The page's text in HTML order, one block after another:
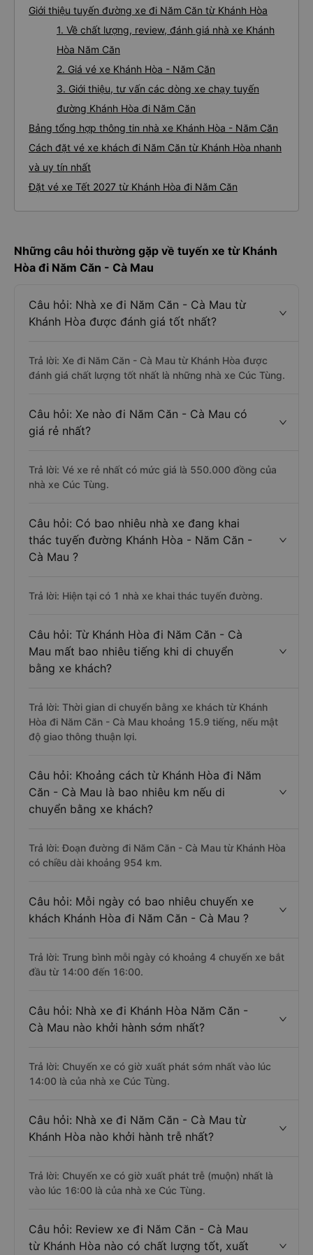
Giới thiệu tuyến đường xe đi Năm Căn từ Khánh Hòa
1. Về chất lượng, review, đánh giá nhà xe Khánh
Hòa Năm Căn
2. Giá vé xe Khánh Hòa - Năm Căn
3. Giới thiệu, tư vấn các dòng xe chạy tuyến
đường Khánh Hòa đi Năm Căn
Bảng tổng hợp thông tin nhà xe Khánh Hòa - Năm Căn
Cách đặt vé xe khách đi Năm Căn từ Khánh Hòa nhanh
và uy tín nhất
Đặt vé xe Tết 2027 từ Khánh Hòa đi Năm Căn
Những câu hỏi thường gặp về tuyến xe từ Khánh
Hòa đi Năm Căn - Cà Mau
Câu hỏi: Nhà xe đi Năm Căn - Cà Mau từ
Khánh Hòa được đánh giá tốt nhất?
Trả lời: Xe đi Năm Căn - Cà Mau từ Khánh Hòa được
đánh giá chất lượng tốt nhất là những nhà xe Cúc Tùng.
Câu hỏi: Xe nào đi Năm Căn - Cà Mau có
giá rẻ nhất?
Trả lời: Vé xe rẻ nhất có mức giá là 550.000 đồng của
nhà xe Cúc Tùng.
Câu hỏi: Có bao nhiêu nhà xe đang khai
thác tuyến đường Khánh Hòa - Năm Căn -
Cà Mau ?
Trả lời: Hiện tại có 1 nhà xe khai thác tuyến đường.
Câu hỏi: Từ Khánh Hòa đi Năm Căn - Cà
Mau mất bao nhiêu tiếng khi di chuyển
bằng xe khách?
Trả lời: Thời gian di chuyển bằng xe khách từ Khánh
Hòa đi Năm Căn - Cà Mau khoảng 15.9 tiếng, nếu mật
độ giao thông thuận lợi.
Câu hỏi: Khoảng cách từ Khánh Hòa đi Năm
Căn - Cà Mau là bao nhiêu km nếu di
chuyển bằng xe khách?
Trả lời: Đoạn đường đi Năm Căn - Cà Mau từ Khánh Hòa
có chiều dài khoảng 954 km.
Câu hỏi: Mỗi ngày có bao nhiêu chuyến xe
khách Khánh Hòa đi Năm Căn - Cà Mau ?
Trả lời: Trung bình mỗi ngày có khoảng 4 chuyến xe bắt
đầu từ 14:00 đến 16:00.
Câu hỏi: Nhà xe đi Khánh Hòa Năm Căn -
Cà Mau nào khởi hành sớm nhất?
Trả lời: Chuyến xe có giờ xuất phát sớm nhất vào lúc
14:00 là của nhà xe Cúc Tùng.
Câu hỏi: Nhà xe đi Năm Căn - Cà Mau từ
Khánh Hòa nào khởi hành trễ nhất?
Trả lời: Chuyến xe có giờ xuất phát trễ (muộn) nhất là
vào lúc 16:00 là của nhà xe Cúc Tùng.
Câu hỏi: Review xe đi Năm Căn - Cà Mau
từ Khánh Hòa nào có chất lượng tốt, xuất